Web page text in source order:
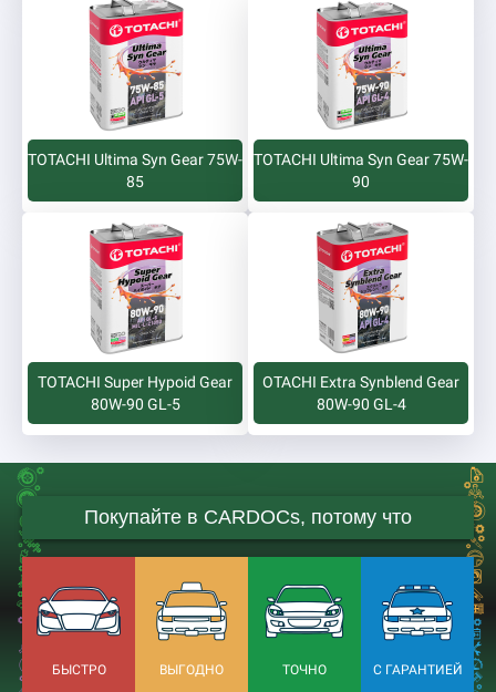
TOTACHI Ultima Syn Gear 75W-
85
TOTACHI Ultima Syn Gear 75W-
90
TOTACHI Super Hypoid Gear
80W-90 GL-5
OTACHI Extra Synblend Gear
80W-90 GL-4
Покупайте в CARDOCs, потому что
БЫСТРО ВЫГОДНО ТОЧНО С ГАРАНТИЕЙ